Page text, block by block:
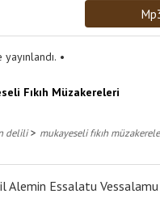
Fıkıh Müzakereleri
delili> mukayeseli fıkıh
Alemin Essalatu